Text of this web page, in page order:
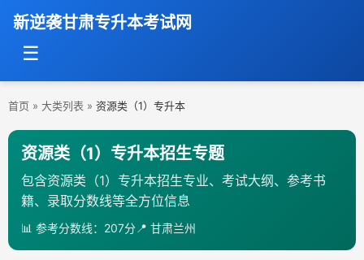
新逆袭甘肃专升本考试网
☰
首页 » 大类列表 » 资源类（1）专升本
资源类（1）专升本招生专题
包含资源类（1）专升本招生专业、考试大纲、参考书
籍、录取分数线等全方位信息
📊 参考分数线：207分📍 甘肃兰州